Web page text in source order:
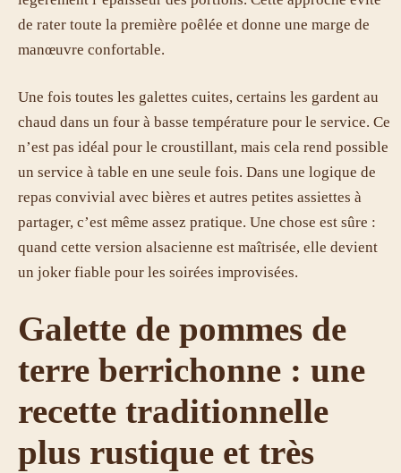
de rater toute la première poêlée et donne une marge de
manœuvre confortable.
Une fois toutes les galettes cuites, certains les gardent au
chaud dans un four à basse température pour le service. Ce
n’est pas idéal pour le croustillant, mais cela rend possible
un service à table en une seule fois. Dans une logique de
repas convivial avec bières et autres petites assiettes à
partager, c’est même assez pratique. Une chose est sûre :
quand cette version alsacienne est maîtrisée, elle devient
un joker fiable pour les soirées improvisées.
Galette de pommes de
terre berrichonne : une
recette traditionnelle
plus rustique et très